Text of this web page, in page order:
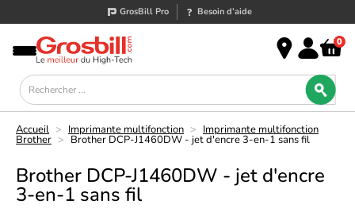
GrosBill Pro Besoin d’aide
0
Accueil > Imprimante multifonction > Imprimante multifonction
Brother > Brother DCP-J1460DW - jet d'encre 3-en-1 sans fil
Brother DCP-J1460DW - jet d'encre
3-en-1 sans fil